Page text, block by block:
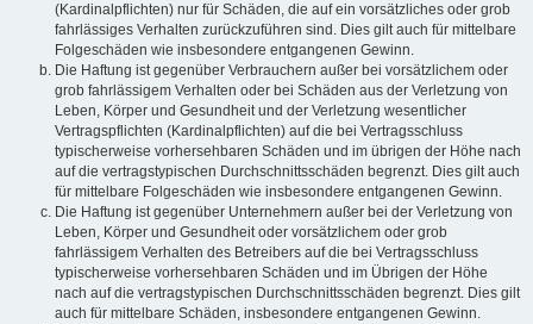
(Kardinalpflichten) nur für Schäden, die auf ein vorsätzliches oder grob
fahrlässiges Verhalten zurückzuführen sind. Dies gilt auch für mittelbare
Folgeschäden wie insbesondere entgangenen Gewinn.
Die Haftung ist gegenüber Verbrauchern außer bei vorsätzlichem oder
grob fahrlässigem Verhalten oder bei Schäden aus der Verletzung von
Leben, Körper und Gesundheit und der Verletzung wesentlicher
Vertragspflichten (Kardinalpflichten) auf die bei Vertragsschluss
typischerweise vorhersehbaren Schäden und im übrigen der Höhe nach
auf die vertragstypischen Durchschnittsschäden begrenzt. Dies gilt auch
für mittelbare Folgeschäden wie insbesondere entgangenen Gewinn.
Die Haftung ist gegenüber Unternehmern außer bei der Verletzung von
Leben, Körper und Gesundheit oder vorsätzlichem oder grob
fahrlässigem Verhalten des Betreibers auf die bei Vertragsschluss
typischerweise vorhersehbaren Schäden und im Übrigen der Höhe
nach auf die vertragstypischen Durchschnittsschäden begrenzt. Dies gilt
auch für mittelbare Schäden, insbesondere entgangenen Gewinn.